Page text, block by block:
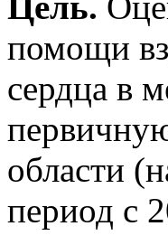
помощи
сердца в
области
период с